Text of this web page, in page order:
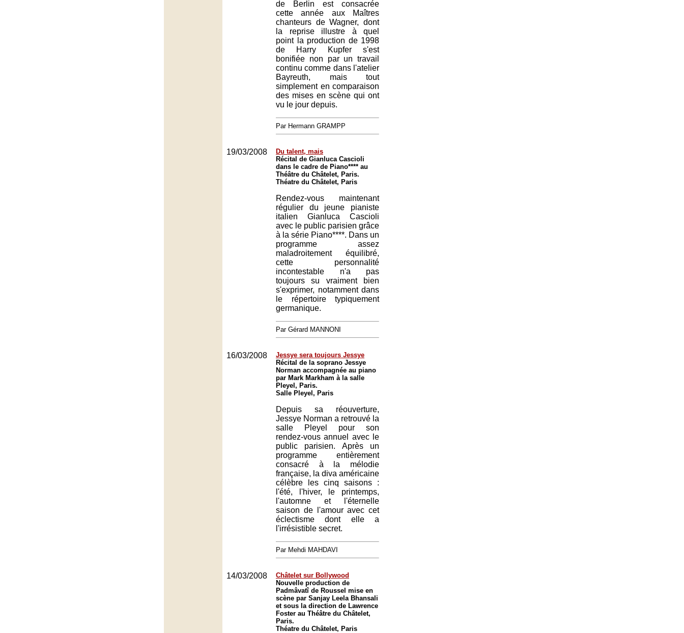
de Berlin est consacrée
cette année aux Maîtres
chanteurs de Wagner, dont
la reprise illustre à quel
point la production de 1998
de Harry Kupfer s'est
bonifiée non par un travail
continu comme dans l'atelier
Bayreuth, mais tout
simplement en comparaison
des mises en scène qui ont
vu le jour depuis.
Par Hermann GRAMPP
19/03/2008
Du talent, mais
Récital de Gianluca Cascioli
dans le cadre de Piano**** au
Théâtre du Châtelet, Paris.
Théatre du Châtelet, Paris
Rendez-vous maintenant
régulier du jeune pianiste
italien Gianluca Cascioli
avec le public parisien grâce
à la série Piano****. Dans un
programme assez
maladroitement équilibré,
cette personnalité
incontestable n'a pas
toujours su vraiment bien
s'exprimer, notamment dans
le répertoire typiquement
germanique.
Par Gérard MANNONI
16/03/2008
Jessye sera toujours Jessye
Récital de la soprano Jessye
Norman accompagnée au piano
par Mark Markham à la salle
Pleyel, Paris.
Salle Pleyel, Paris
Depuis sa réouverture,
Jessye Norman a retrouvé la
salle Pleyel pour son
rendez-vous annuel avec le
public parisien. Après un
programme entièrement
consacré à la mélodie
française, la diva américaine
célèbre les cinq saisons :
l'été, l'hiver, le printemps,
l'automne et l'éternelle
saison de l'amour avec cet
éclectisme dont elle a
l'irrésistible secret.
Par Mehdi MAHDAVI
14/03/2008
Châtelet sur Bollywood
Nouvelle production de
Padmâvatî de Roussel mise en
scène par Sanjay Leela Bhansali
et sous la direction de Lawrence
Foster au Théâtre du Châtelet,
Paris.
Théatre du Châtelet, Paris